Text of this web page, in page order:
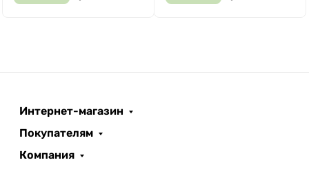
Интернет-магазин
Покупателям
Компания